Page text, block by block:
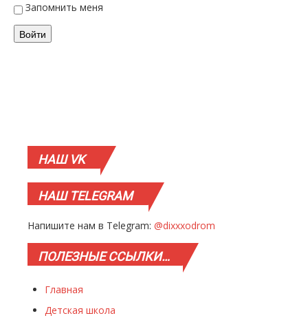
Запомнить меня
Войти
НАШVK
НАШTELEGRAM
Напишите нам в Telegram: @dixxxodrom
ПОЛЕЗНЫЕССЫЛКИ…
Главная
Детская школа